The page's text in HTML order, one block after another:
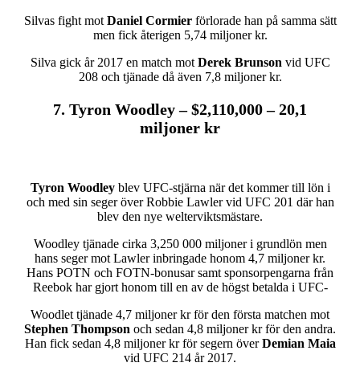
Silvas fight mot Daniel Cormierförlorade han på samma sätt
men fick återigen 5,74 miljoner kr.
Silva gick år 2017 en match mot Derek Brunson vid UFC
208 och tjänade då även 7,8 miljoner kr.
7. Tyron Woodley – $2,110,000 – 20,1
miljoner kr
Tyron Woodleyblev UFC-stjärna när det kommer till lön i
och med sin seger över Robbie Lawler vid UFC 201 där han
blev den nye welterviktsmästare.
Woodley tjänade cirka 3,250 000 miljoner i grundlön men
hans seger mot Lawler inbringade honom 4,7 miljoner kr.
Hans POTN och FOTN-bonusar samt sponsorpengarna från
Reebok har gjort honom till en av de högst betalda i UFC-
Woodlet tjänade 4,7 miljoner kr för den första matchen mot
Stephen Thompson och sedan 4,8 miljoner kr för den andra.
Han fick sedan 4,8 miljoner kr för segern överDemian Maia
vid UFC 214 år 2017.